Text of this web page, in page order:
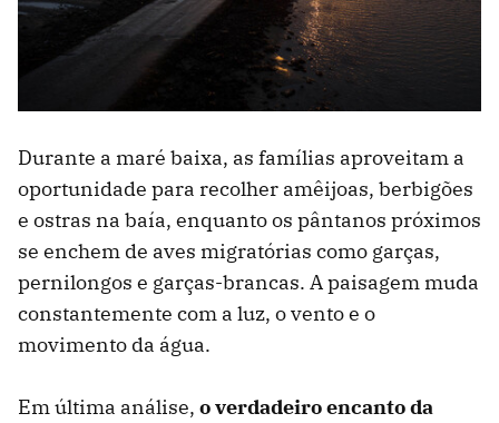
Durante a maré baixa, as famílias aproveitam a
oportunidade para recolher amêijoas, berbigões
e ostras na baía, enquanto os pântanos próximos
se enchem de aves migratórias como garças,
pernilongos e garças-brancas. A paisagem muda
constantemente com a luz, o vento e o
movimento da água.
Em última análise, o verdadeiro encanto da